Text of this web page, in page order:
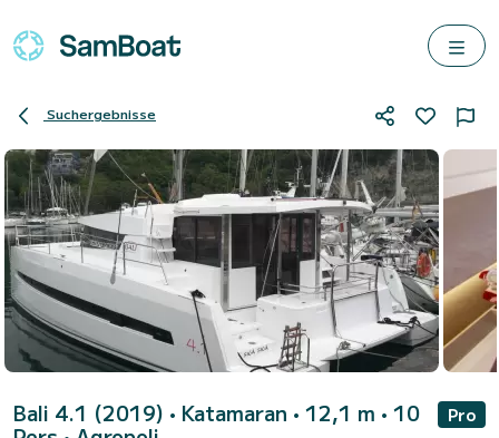
Suchergebnisse
Bali 4.1 (2019) • Katamaran • 12,1 m • 10
Pro